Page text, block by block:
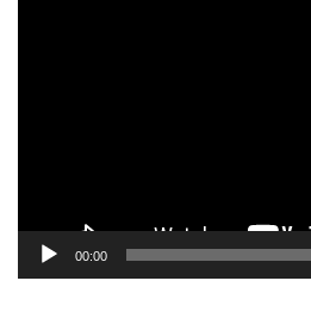
00:00